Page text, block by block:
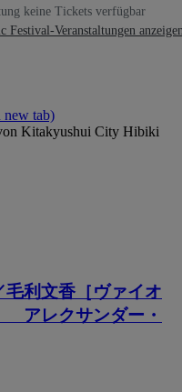
keine Tickets verfügbar
Veranstaltungen
new tab)
Kitakyushui City Hibiki
毛利文香［ヴァイオ
アレクサンダー・